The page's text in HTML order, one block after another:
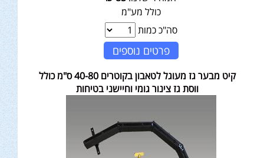
כולל מע"מ
סה"כ כמות
פרטים נוספים
קיט מבער גז מעוגל לטאבון בקוטרים 40-80 ס"מ כולל
ווסת גז צינור גומי וחיישני בטיחות